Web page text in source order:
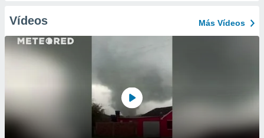
Vídeos Más Vídeos